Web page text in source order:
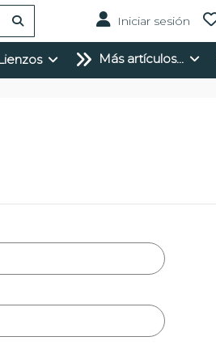
Iniciar sesión
Más artículos...